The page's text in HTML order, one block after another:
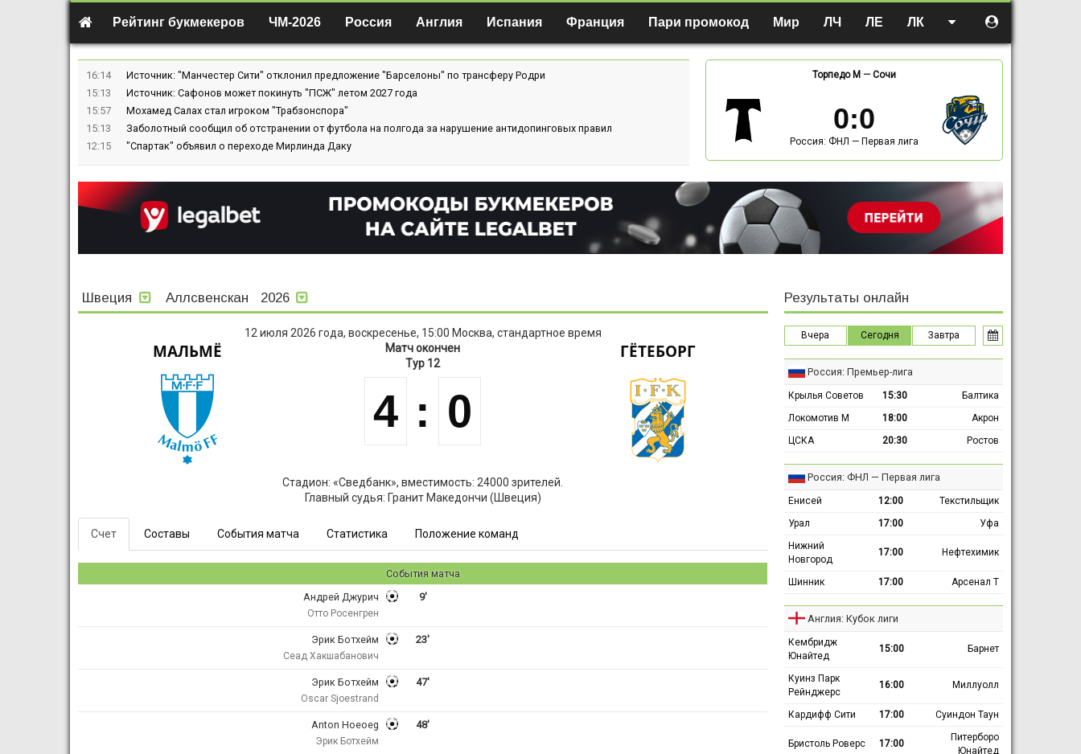
Рейтинг букмекеров ЧМ-2026 Россия Англия Испания Франция Пари промокод Мир ЛЧ ЛЕ ЛК
16:14
Источник: "Манчестер Сити" отклонил предложение "Барселоны" по трансферу Родри
15:13
Источник: Сафонов может покинуть "ПСЖ" летом 2027 года
15:57
Мохамед Салах стал игроком "Трабзонспора"
15:13
Заболотный сообщил об отстранении от футбола на полгода за нарушение антидопинговых правил
12:15
"Спартак" объявил о переходе Мирлинда Даку
Торпедо М — Сочи
0:0
Россия: ФНЛ — Первая лига
Швеция Аллсвенскан 2026
12 июля 2026 года, воскресенье, 15:00 Москва, стандартное время
МАЛЬМЁ
Матч окончен
Тур 12
4 : 0
ГЁТЕБОРГ
Стадион: «Сведбанк», вместимость: 24000 зрителей.
Главный судья: Гранит Македончи (Швеция)
Счет Составы События матча Статистика Положение команд
События матча
9'
Андрей Джурич
Отто Росенгрен
23'
Эрик Ботхейм
Сеад Хакшабанович
47'
Эрик Ботхейм
Oscar Sjoestrand
48'
Anton Hoeoeg
Эрик Ботхейм
Результаты онлайн
Вчера Сегодня Завтра
Россия: Премьер-лига
Крылья Советов 15:30
Балтика
Локомотив М
18:00
Акрон
ЦСКА
20:30 Ростов
Россия: ФНЛ — Первая лига
Енисей 12:00
Текстильщик
Урал
17:00
Уфа
Нижний
Новгород
17:00 Нефтехимик
Шинник 17:00 Арсенал Т
Англия: Кубок лиги
Кембридж
Юнайтед
15:00 Барнет
Куинз Парк
Рейнджерс
16:00 Миллуолл
Кардифф Сити 17:00 Суиндон Таун
Бристоль Роверс 17:00
Питерборо
Юнайтед